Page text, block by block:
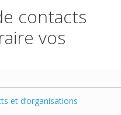
contacts
vos
et d’organisations